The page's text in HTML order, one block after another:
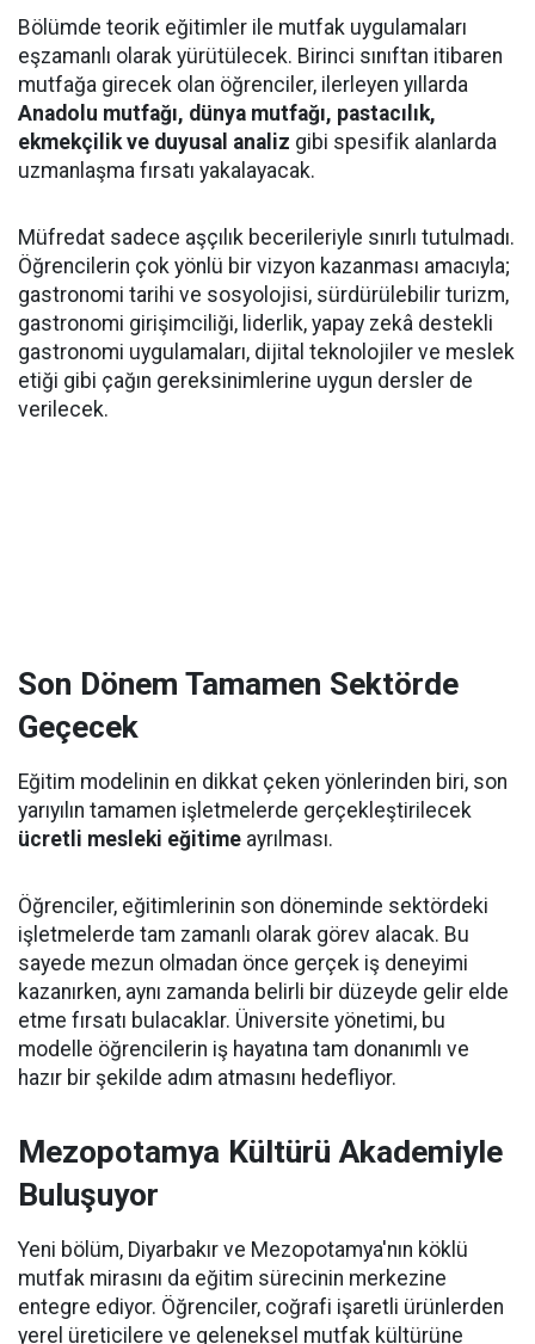
Bölümde teorik eğitimler ile mutfak uygulamaları
eşzamanlı olarak yürütülecek. Birinci sınıftan itibaren
mutfağa girecek olan öğrenciler, ilerleyen yıllarda
Anadolu mutfağı, dünya mutfağı, pastacılık,
ekmekçilik ve duyusal analiz gibi spesifik alanlarda
uzmanlaşma fırsatı yakalayacak.
Müfredat sadece aşçılık becerileriyle sınırlı tutulmadı.
Öğrencilerin çok yönlü bir vizyon kazanması amacıyla;
gastronomi tarihi ve sosyolojisi, sürdürülebilir turizm,
gastronomi girişimciliği, liderlik, yapay zekâ destekli
gastronomi uygulamaları, dijital teknolojiler ve meslek
etiği gibi çağın gereksinimlerine uygun dersler de
verilecek.
Son Dönem Tamamen Sektörde
Geçecek
Eğitim modelinin en dikkat çeken yönlerinden biri, son
yarıyılın tamamen işletmelerde gerçekleştirilecek
ücretli mesleki eğitime ayrılması.
Öğrenciler, eğitimlerinin son döneminde sektördeki
işletmelerde tam zamanlı olarak görev alacak. Bu
sayede mezun olmadan önce gerçek iş deneyimi
kazanırken, aynı zamanda belirli bir düzeyde gelir elde
etme fırsatı bulacaklar. Üniversite yönetimi, bu
modelle öğrencilerin iş hayatına tam donanımlı ve
hazır bir şekilde adım atmasını hedefliyor.
Mezopotamya Kültürü Akademiyle
Buluşuyor
Yeni bölüm, Diyarbakır ve Mezopotamya'nın köklü
mutfak mirasını da eğitim sürecinin merkezine
entegre ediyor. Öğrenciler, coğrafi işaretli ürünlerden
yerel üreticilere ve geleneksel mutfak kültürüne